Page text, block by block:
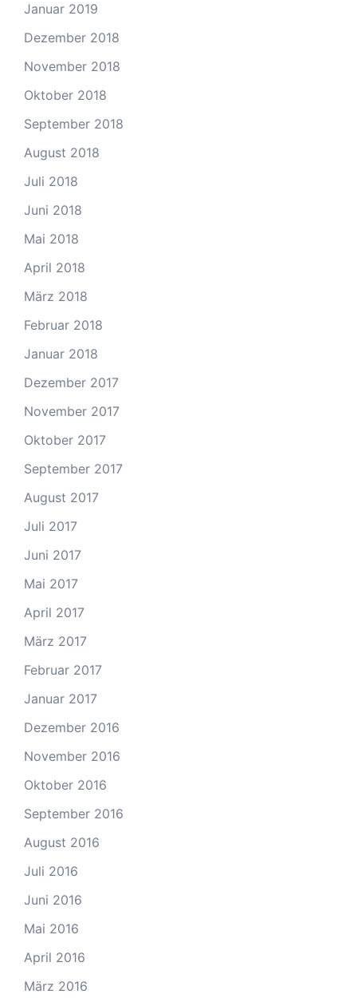
Januar 2019
Dezember 2018
November 2018
Oktober 2018
September 2018
August 2018
Juli 2018
Juni 2018
Mai 2018
April 2018
März 2018
Februar 2018
Januar 2018
Dezember 2017
November 2017
Oktober 2017
September 2017
August 2017
Juli 2017
Juni 2017
Mai 2017
April 2017
März 2017
Februar 2017
Januar 2017
Dezember 2016
November 2016
Oktober 2016
September 2016
August 2016
Juli 2016
Juni 2016
Mai 2016
April 2016
März 2016